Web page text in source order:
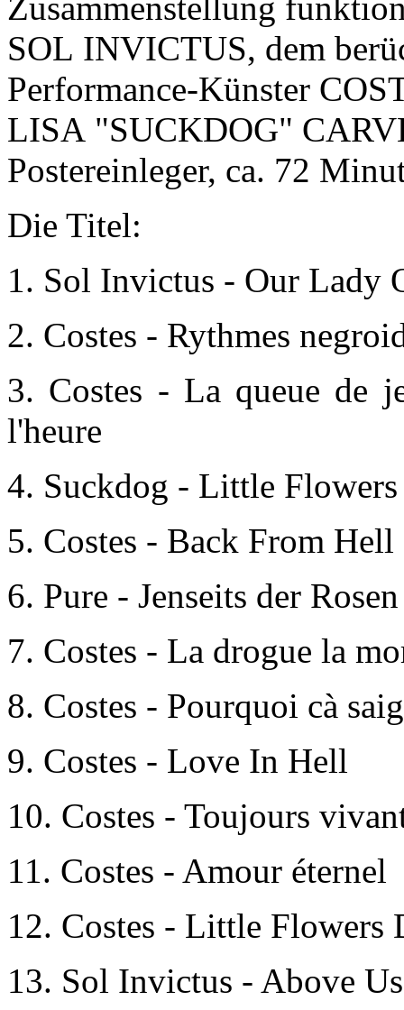
SOL INVICTUS, dem
Performance-Künster
LISA "SUCKDOG"
Postereinleger, ca. 72
Die Titel:
1. Sol Invictus - Our Lady
2. Costes - Rythmes
3. Costes - La queue de
l'heure
4. Suckdog - Little
5. Costes - Back From Hell
6. Pure - Jenseits der Rosen
7. Costes - La drogue la
8. Costes - Pourquoi cà
9. Costes - Love In Hell
10. Costes - Toujours
11. Costes - Amour éternel
12. Costes - Little Flowers
13. Sol Invictus - Above